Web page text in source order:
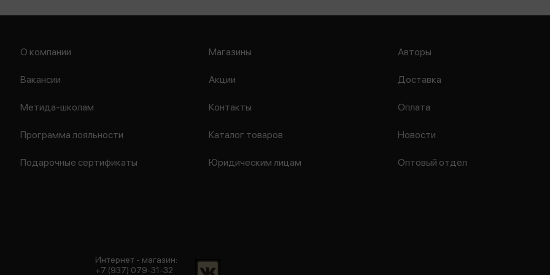
О компании
Вакансии
Метида-школам
Программа лояльности
Подарочные сертификаты
Магазины
Акции
Контакты
Каталог товаров
Юридическим лицам
Авторы
Доставка
Оплата
Новости
Оптовый отдел
Интернет - магазин:
+7 (937) 079-31-32